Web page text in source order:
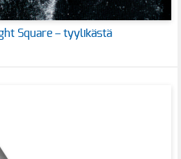
Square – tyylikästä